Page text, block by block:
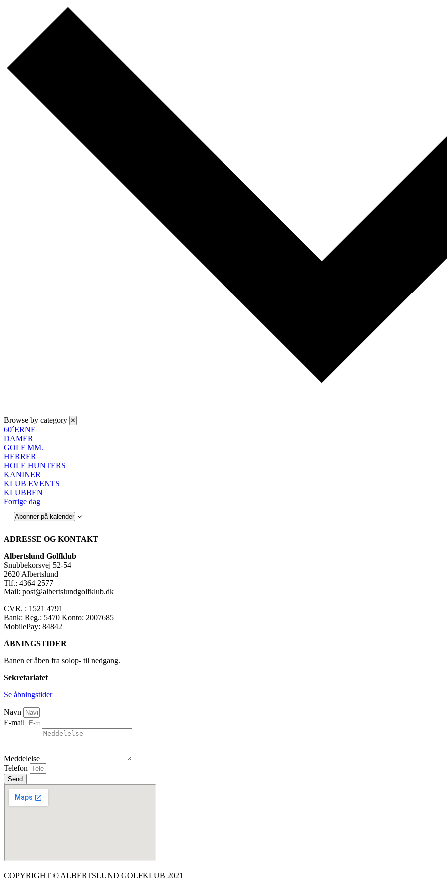
Browse by category ✕
60´ERNE
DAMER
GOLF MM.
HERRER
HOLE HUNTERS
KANINER
KLUB EVENTS
KLUBBEN
Forrige dag
Abonner på kalender
ADRESSE OG KONTAKT
Albertslund Golfklub
Snubbekorsvej 52-54
2620 Albertslund
Tlf.: 4364 2577
Mail: post@albertslundgolfklub.dk
CVR. : 1521 4791
Bank: Reg.: 5470 Konto: 2007685
MobilePay: 84842
ÅBNINGSTIDER
Banen er åben fra solop- til nedgang.
Sekretariatet
Se åbningstider
Navn
E-mail
Meddelelse
Telefon
Send
COPYRIGHT © ALBERTSLUND GOLFKLUB 2021